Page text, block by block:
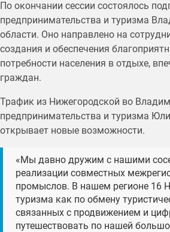
По окончании сессии состоялось
предпринимательства и туризма
области. Оно направлено на
создания и обеспечения
потребности населения в отдыхе,
граждан.
Трафик из Нижегородской во
предпринимательства и туризма
открывает новые возможности.
«Мы давно дружим с нашими
реализации совместных
промыслов. В нашем регионе 16
туризма как по обмену
связанных с продвижением и
путешествовать по нашей